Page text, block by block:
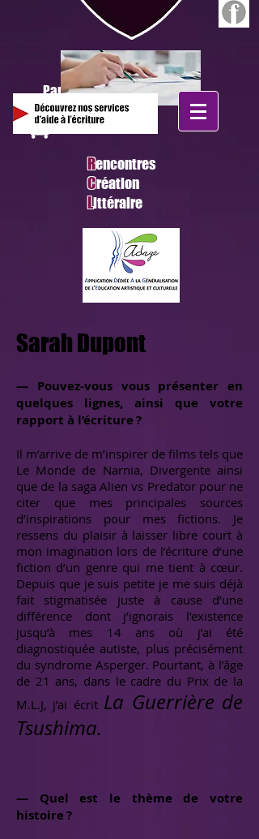
Panier :
Rencontres
Création
Littéraire
Sarah Dupont
— Pouvez-vous vous présenter en
quelques lignes, ainsi que votre
rapport à l’écriture ?
Il m’arrive de m’inspirer de films tels que
Le Monde de Narnia, Divergente ainsi
que de la saga Alien vs Predator pour ne
citer que mes principales sources
d’inspirations pour mes fictions. Je
ressens du plaisir à laisser libre court à
mon imagination lors de l’écriture d’une
fiction d’un genre qui me tient à cœur.
Depuis que je suis petite je me suis déjà
fait stigmatisée juste à cause d’une
différence dont j’ignorais l’existence
jusqu’à mes 14 ans où j’ai été
diagnostiquée autiste, plus précisément
du syndrome Asperger. Pourtant, à l’âge
de 21 ans, dans le cadre du Prix de la
M.L.J, j’ai écrit La Guerrière de
Tsushima.
— Quel est le thème de votre
histoire ?